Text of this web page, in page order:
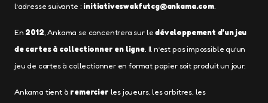
l’adresse suivante : initiativeswakfutcg@ankama.com.
En 2012 , Ankama se concentrera sur ledéveloppement d’un jeu
de cartes à collectionner en ligne. Il n’est pas impossible qu’un
jeu de cartes à collectionner en format papier soit produit un jour.
Ankama tient à remercier les joueurs, les arbitres, les